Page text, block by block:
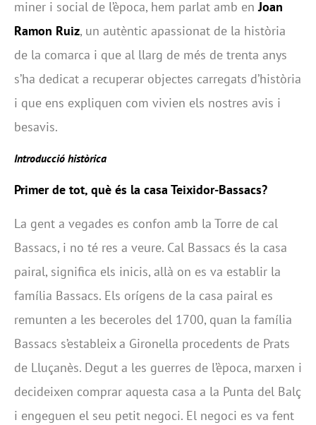
miner i social de l’època, hem parlat amb enJoan
Ramon Ruiz, un autèntic apassionat de la història
de la comarca i que al llarg de més de trenta anys
s’ha dedicat a recuperar objectes carregats d’història
i que ens expliquen com vivien els nostres avis i
besavis.
Introducció històrica
Primer de tot, què és la casa Teixidor-Bassacs?
La gent a vegades es confon amb la Torre de cal
Bassacs, i no té res a veure. Cal Bassacs és la casa
pairal, significa els inicis, allà on es va establir la
família Bassacs. Els orígens de la casa pairal es
remunten a les beceroles del 1700, quan la família
Bassacs s’estableix a Gironella procedents de Prats
de Lluçanès. Degut a les guerres de l’època, marxen i
decideixen comprar aquesta casa a la Punta del Balç
i engeguen el seu petit negoci. El negoci es va fent